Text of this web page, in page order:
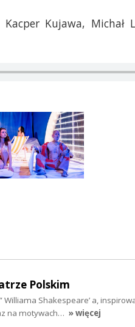
Kujawa, Michał
Polskim
Williama Shakespeare’ a,
na motywach… » więcej